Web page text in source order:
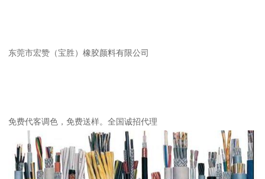
东莞市宏赞（宝胜）橡胶颜料有限公司
免费代客调色，免费送样。全国诚招代理